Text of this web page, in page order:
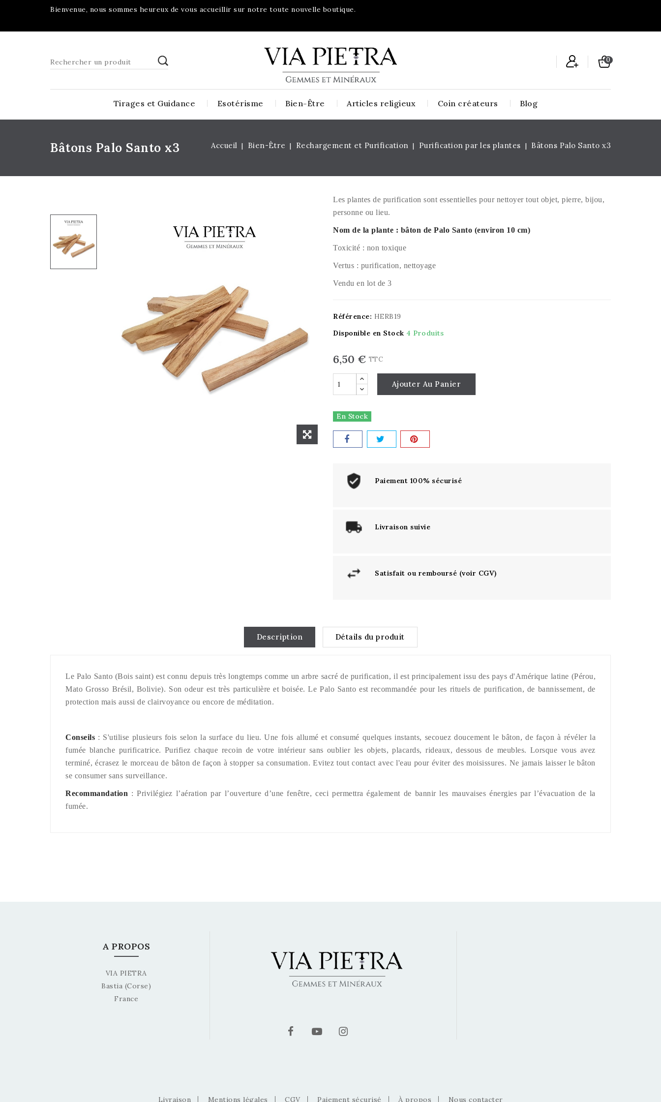
Bienvenue, nous sommes heureux de vous accueillir sur notre toute nouvelle boutique.
0
Tirages et Guidance Esotérisme Bien-Être Articles religieux Coin créateurs Blog
Bâtons Palo Santo x3 Accueil Bien-Être Rechargement et Purification Purification par les plantes Bâtons Palo Santo x3
Les plantes de purification sont essentielles pour nettoyer tout objet, pierre, bijou,
personne ou lieu.
Nom de la plante : bâton de Palo Santo (environ 10 cm)
Toxicité : non toxique
Vertus : purification, nettoyage
Vendu en lot de 3
Référence: HERB19
Disponible en Stock 4 Produits
6,50 € TTC
Ajouter Au Panier
En Stock
Paiement 100% sécurisé
Livraison suivie
Satisfait ou remboursé (voir CGV)
Description Détails du produit
Le Palo Santo (Bois saint) est connu depuis très longtemps comme un arbre sacré de purification, il est principalement issu des pays d'Amérique latine (Pérou,
Mato Grosso Brésil, Bolivie). Son odeur est très particulière et boisée. Le Palo Santo est recommandée pour les rituels de purification, de bannissement, de
protection mais aussi de clairvoyance ou encore de méditation.
Conseils : S'utilise plusieurs fois selon la surface du lieu. Une fois allumé et consumé quelques instants, secouez doucement le bâton, de façon à révéler la
fumée blanche purificatrice. Purifiez chaque recoin de votre intérieur sans oublier les objets, placards, rideaux, dessous de meubles. Lorsque vous avez
terminé, écrasez le morceau de bâton de façon à stopper sa consumation. Evitez tout contact avec l'eau pour éviter des moisissures. Ne jamais laisser le bâton
se consumer sans surveillance.
Recommandation : Privilégiez l’aération par l’ouverture d’une fenêtre, ceci permettra également de bannir les mauvaises énergies par l’évacuation de la
fumée.
A PROPOS
VIA PIETRA
Bastia (Corse)
France
Livraison Mentions légales CGV Paiement sécurisé À propos Nous contacter